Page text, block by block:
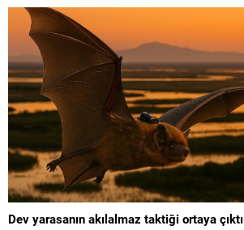
Dev yarasanın akılalmaz taktiği ortaya çıktı